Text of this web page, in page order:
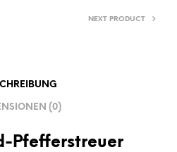
NEXT PRODUCT
(0)
Pfefferstreuer